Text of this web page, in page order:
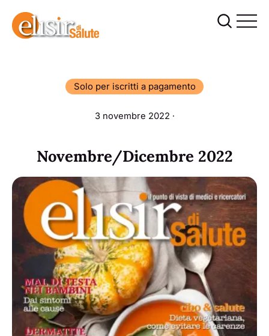
Solo per iscritti a pagamento
3 novembre 2022 ∙
Novembre/Dicembre 2022